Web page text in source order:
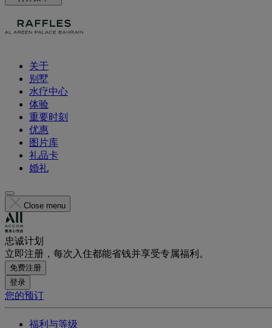
关于
别墅
水疗中心
体验
重要时刻
优惠
图片库
礼品卡
婚礼
Close menu
忠诚计划
立即注册，每次入住都能省钱并享受专属福利。
免费注册
登录
您的预订
福利与等级